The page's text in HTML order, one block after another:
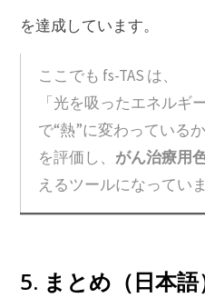
を達成しています。
ここでも fs-TAS は、
「光を吸ったエネルギ
で“熱”に変わっているか
を評価し、 がん治療用
えるツールになっていま
5. まとめ（日本語